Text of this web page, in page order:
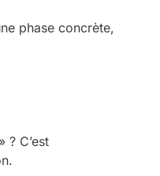
phase concrète,
C’est